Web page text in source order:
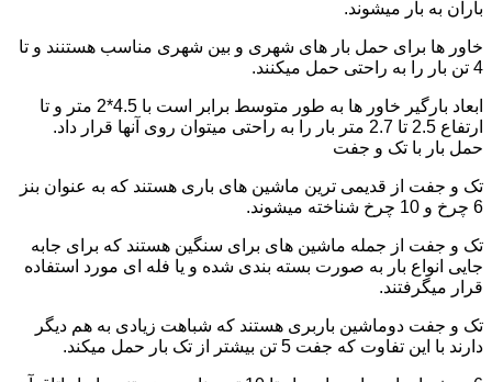
باران به بار میشوند.
خاور ها برای حمل بار های شهری و بین شهری مناسب هستنند و تا
4 تن بار را به راحتی حمل میکنند.
ابعاد بارگیر خاور ها به طور متوسط برابر است با 4.5*2 متر و تا
ارتفاع 2.5 تا 2.7 متر بار را به راحتی میتوان روی آنها قرار داد.
حمل بار با تک و جفت
تک و جفت از قدیمی ترین ماشین های باری هستند که به عنوان بنز
6 چرخ و 10 چرخ شناخته میشوند.
تک و جفت از جمله ماشین های برای سنگین هستند که برای جابه
جایی انواع بار به صورت بسته بندی شده و یا فله ای مورد استفاده
قرار میگرفتند.
تک و جفت دوماشین باربری هستند که شباهت زیادی به هم دیگر
دارند با این تفاوت که جفت 5 تن بیشتر از تک بار حمل میکند.